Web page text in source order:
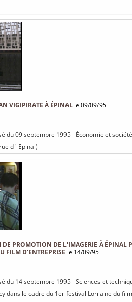
VIGIPIRATE À ÉPINAL le 09/09/95
du 09 septembre 1995 - Économie et
d ' Epinal)
PROMOTION DE L'IMAGERIE À ÉPINAL
FILM D'ENTREPRISE le 14/09/95
du 14 septembre 1995 - Sciences et
dans le cadre du 1er festival Lorraine du